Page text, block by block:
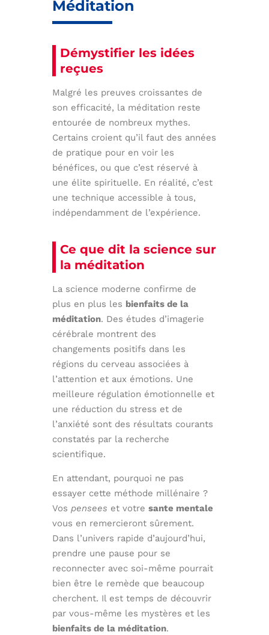
Méditation
Démystifier les idées
reçues
Malgré les preuves croissantes de
son efficacité, la méditation reste
entourée de nombreux mythes.
Certains croient qu’il faut des années
de pratique pour en voir les
bénéfices, ou que c’est réservé à
une élite spirituelle. En réalité, c’est
une technique accessible à tous,
indépendamment de l’expérience.
Ce que dit la science sur
la méditation
La science moderne confirme de
plus en plus les bienfaits de la
méditation. Des études d’imagerie
cérébrale montrent des
changements positifs dans les
régions du cerveau associées à
l’attention et aux émotions. Une
meilleure régulation émotionnelle et
une réduction du stress et de
l’anxiété sont des résultats courants
constatés par la recherche
scientifique.
En attendant, pourquoi ne pas
essayer cette méthode millénaire ?
Vospensees et votresante mentale
vous en remercieront sûrement.
Dans l’univers rapide d’aujourd’hui,
prendre une pause pour se
reconnecter avec soi-même pourrait
bien être le remède que beaucoup
cherchent. Il est temps de découvrir
par vous-même les mystères et les
bienfaits de la méditation.